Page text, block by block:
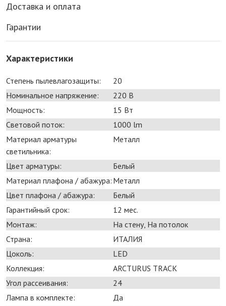
Доставка и оплата
Гарантии
Характеристики
Степень пылевлагозащиты:
20
Номинальное напряжение:
220 В
Мощность:
15 Bт
Световой поток:
1000 lm
Материал арматуры
светильника:
Металл
Цвет арматуры:
Белый
Материал плафона / абажура: Металл
Цвет плафона / абажура:
Белый
Гарантийный срок:
12 мес.
Монтаж:
На стену, На потолок
Страна:
ИТАЛИЯ
Цоколь:
LED
Коллекция:
ARCTURUS TRACK
Угол рассеивания:
24
Лампа в комплекте:
Да